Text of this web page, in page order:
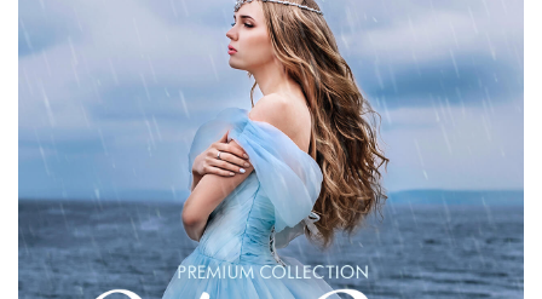
Скачать Бесплатно